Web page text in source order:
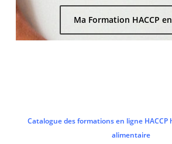
Ma Formation HACCP
Catalogue des formations en ligne
alimentaire